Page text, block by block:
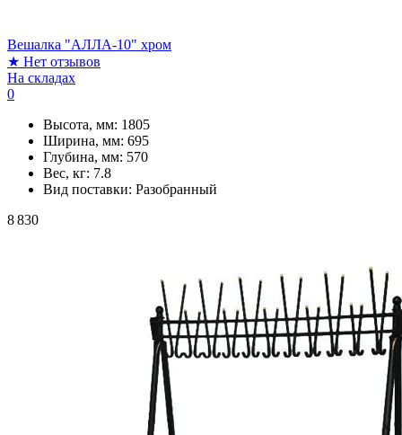
Вешалка "АЛЛА-10" хром
★ Нет отзывов
На складах
0
Высота, мм: 1805
Ширина, мм: 695
Глубина, мм: 570
Вес, кг: 7.8
Вид поставки: Разобранный
8 830